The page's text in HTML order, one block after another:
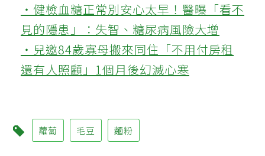
‧健檢血糖正常別安心太早！醫曝「看不
見的隱患」：失智、糖尿病風險大增
‧兒邀84歲寡母搬來同住「不用付房租
還有人照顧」1個月後幻滅心寒
蘿蔔 毛豆 麵粉